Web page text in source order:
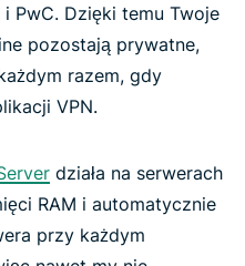
PwC. Dzięki temu Twoje
pozostają prywatne,
razem, gdy
VPN.
działa na serwerach
RAM i automatycznie
przy każdym